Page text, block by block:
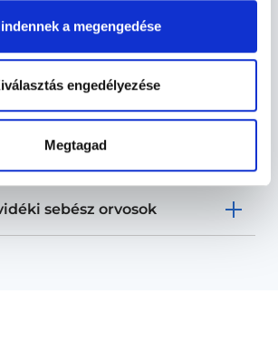
a megengedése
engedélyezése
Megtagad
KAPCSOLÓDÓ
sebész orvosok